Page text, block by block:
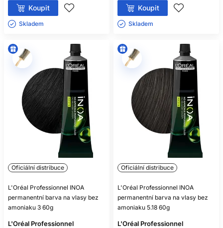
Koupit
Skladem ㅤ
Koupit
Skladem ㅤ
Oficiální distribuce
L'Oréal Professionnel INOA
permanentní barva na vlasy bez
amoniaku 3 60g
L'Oréal Professionnel
Oficiální distribuce
L'Oréal Professionnel INOA
permanentní barva na vlasy bez
amoniaku 5.18 60g
L'Oréal Professionnel